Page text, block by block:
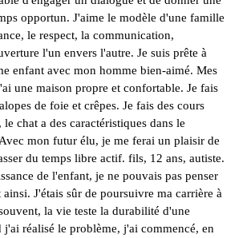
opportun. J'aime le modèle d'une famille
le respect, la communication,
l'un envers l'autre. Je suis prête à
enfant avec mon homme bien-aimé. Mes
une maison propre et confortable. Je fais
de foie et crêpes. Je fais des cours
le chat a des caractéristiques dans le
mon futur élu, je me ferai un plaisir de
du temps libre actif. fils, 12 ans, autiste.
de l'enfant, je ne pouvais pas penser
J'étais sûr de poursuivre ma carrière à
la vie teste la durabilité d'une
j'ai réalisé le problème, j'ai commencé, en